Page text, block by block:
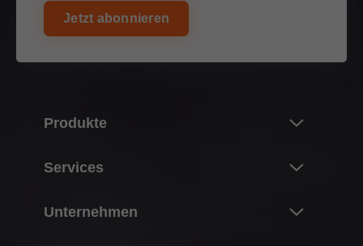
Jetzt abonnieren
Produkte
Klappensysteme
Services
Unternehmen